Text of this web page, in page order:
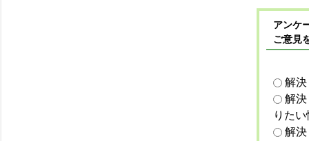
アンケ
ご意見
解
解
りた
解